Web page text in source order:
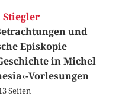
Stiegler
und
Episkopie
in Michel
Vorlesungen
Seiten